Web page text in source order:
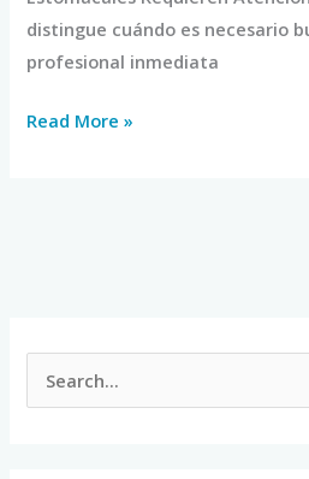
distingue cuándo es necesario
profesional inmediata
Read More »